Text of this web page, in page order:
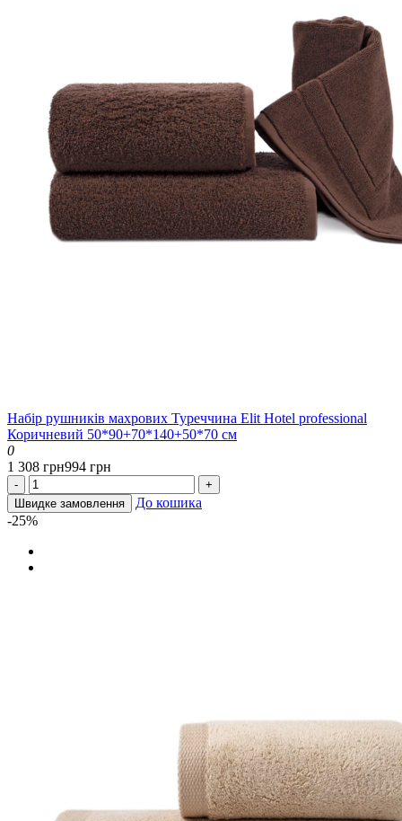
Набір рушників махрових Туреччина Elit Hotel professional
Коричневий 50*90+70*140+50*70 см
0
1 308 грн994 грн
-
+
Швидке замовлення
До кошика
-25%